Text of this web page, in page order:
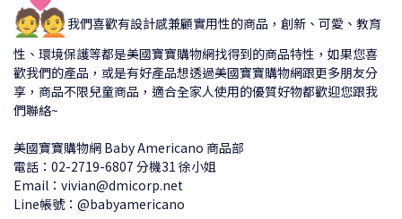
💑我們喜歡有設計感兼顧實用性的商品，創新、可愛、教育
性、環境保護等都是美國寶寶購物網找得到的商品特性，如果您喜
歡我們的產品，或是有好產品想透過美國寶寶購物網跟更多朋友分
享，商品不限兒童商品，適合全家人使用的優質好物都歡迎您跟我
們聯絡~
美國寶寶購物網 Baby Americano 商品部
電話：02-2719-6807 分機31 徐小姐
Email：vivian@dmicorp.net
Line帳號：@babyamericano